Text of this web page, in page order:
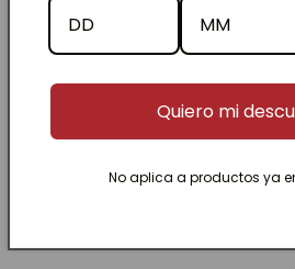
Quienes necesitan
Clientes que ya aman
RESEÑAS
Quiero mi
No aplica a productos ya